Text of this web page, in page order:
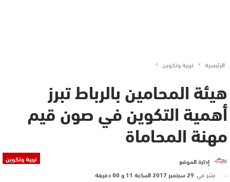
الرئيسية تربية وتكوين
هيئة المحامين بالرباط تبرز
أهمية التكوين في صون قيم
مهنة المحاماة
تربية وتكوين
إدارة الموقع
نشر في 29 سبتمبر 2017 الساعة 11 و 00 دقيقة